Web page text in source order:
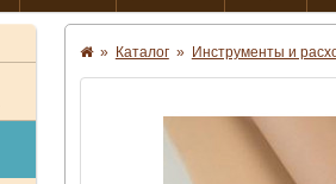
» Каталог » Инструменты и